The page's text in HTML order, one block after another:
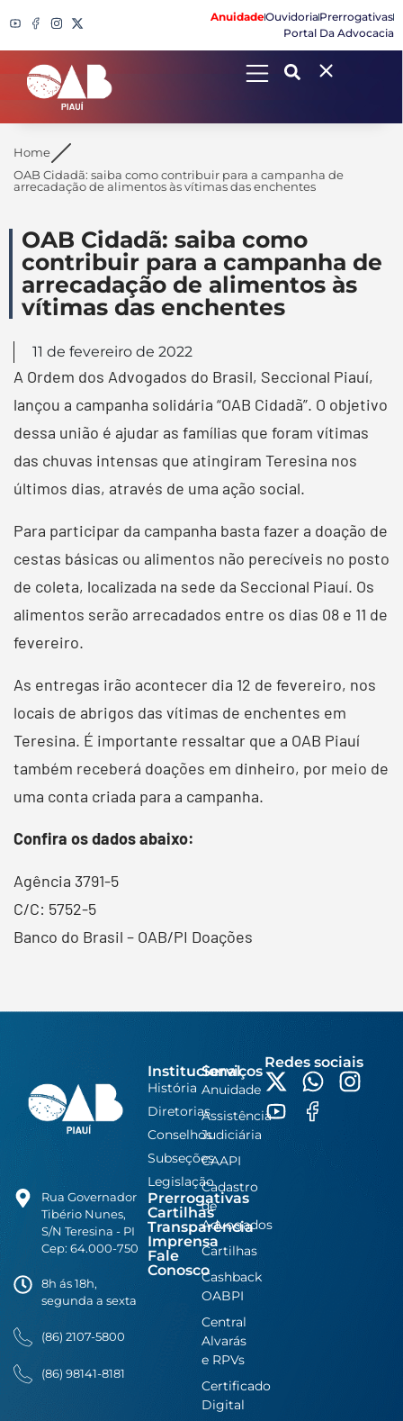
AnuidadeOuvidoriaPrerrogativas
Portal Da Advocacia
Search
Home
OAB Cidadã: saiba como contribuir para a campanha de
arrecadação de alimentos às vítimas das enchentes
OAB Cidadã: saiba como
contribuir para a campanha de
arrecadação de alimentos às
vítimas das enchentes
11 de fevereiro de 2022
A Ordem dos Advogados do Brasil, Seccional Piauí,
lançou a campanha solidária “OAB Cidadã”. O objetivo
dessa união é ajudar as famílias que foram vítimas
das chuvas intensas que atingiram Teresina nos
últimos dias, através de uma ação social.
Para participar da campanha basta fazer a doação de
cestas básicas ou alimentos não perecíveis no posto
de coleta, localizada na sede da Seccional Piauí. Os
alimentos serão arrecadados entre os dias 08 e 11 de
fevereiro.
As entregas irão acontecer dia 12 de fevereiro, nos
locais de abrigos das vítimas de enchentes em
Teresina. É importante ressaltar que a OAB Piauí
também receberá doações em dinheiro, por meio de
uma conta criada para a campanha.
Confira os dados abaixo:
Agência 3791-5
C/C: 5752-5
Banco do Brasil – OAB/PI Doações
Rua Governador
Tibério Nunes,
S/N Teresina - PI
Cep: 64.000-750
8h ás 18h,
segunda a sexta
(86) 2107-5800
(86) 98141-8181
Institucional
História
Diretorias
Conselhos
Subseções
Legislação
Prerrogativas
Cartilhas
Transparência
Imprensa
Fale
Conosco
Serviços
Anuidade
Assistência
Judiciária
CAAPI
Cadastro
de
Advogados
Cartilhas
Cashback
OABPI
Central
Alvarás
e RPVs
Certificado
Digital
Redes sociais